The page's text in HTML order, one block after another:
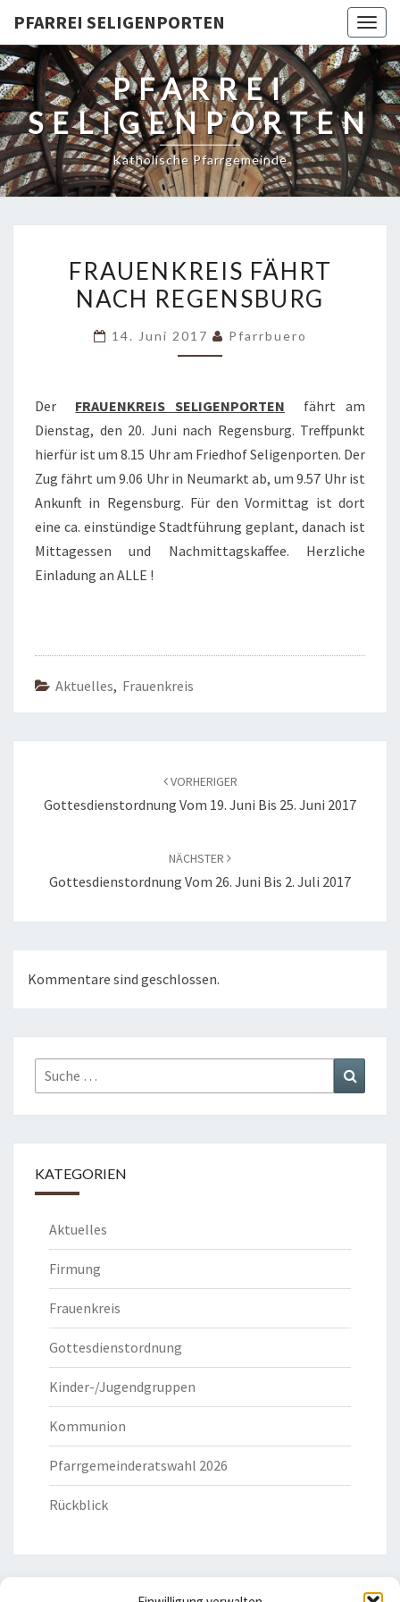
PFARREI SELIGENPORTEN
PFARREI
SELIGENPORTEN
Katholische Pfarrgemeinde
FÄHRT
NACH
FRAUENKREIS FÄHRT
NACH REGENSBURG
14. Juni 2017 Pfarrbuero
Der FRAUENKREIS SELIGENPORTEN fährt am
Dienstag, den 20. Juni nach Regensburg. Treffpunkt
hierfür ist um 8.15 Uhr am Friedhof Seligenporten. Der
Zug fährt um 9.06 Uhr in Neumarkt ab, um 9.57 Uhr ist
Ankunft in Regensburg. Für den Vormittag ist dort
eine ca. einstündige Stadtführung geplant, danach ist
Mittagessen und Nachmittagskaffee. Herzliche
Einladung an ALLE !
Aktuelles, Frauenkreis
VORHERIGER
Gottesdienstordnung Vom 19. Juni Bis 25. Juni 2017
NÄCHSTER
Gottesdienstordnung Vom 26. Juni Bis 2. Juli 2017
Kommentare sind geschlossen.
Suche
nach:
KATEGORIEN
Aktuelles
Firmung
Frauenkreis
Gottesdienstordnung
Kinder-/Jugendgruppen
Kommunion
Pfarrgemeinderatswahl 2026
Rückblick